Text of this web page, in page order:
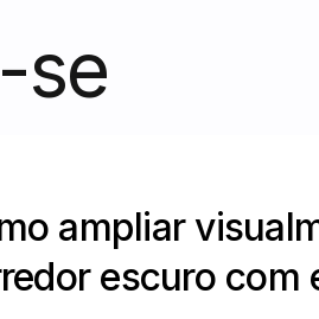
se
ampliar
escuro com